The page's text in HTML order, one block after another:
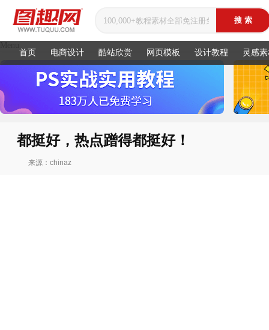
首页 电商设计 酷站欣赏 网页模板 设计教程 灵感
都挺好，热点蹭得都挺好！
来源：chinaz